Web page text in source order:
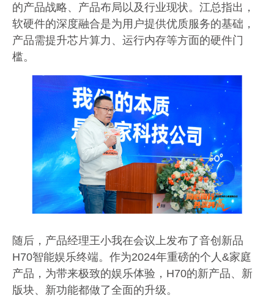
的产品战略、产品布局以及行业现状。江总指出，
软硬件的深度融合是为用户提供优质服务的基础，
产品需提升芯片算力、运行内存等方面的硬件门
槛。
随后，产品经理王小我在会议上发布了音创新品
H70智能娱乐终端。作为2024年重磅的个人 &家庭
产品，为带来极致的娱乐体验， H70的新产品、新
版块、新功能都做了全面的升级。